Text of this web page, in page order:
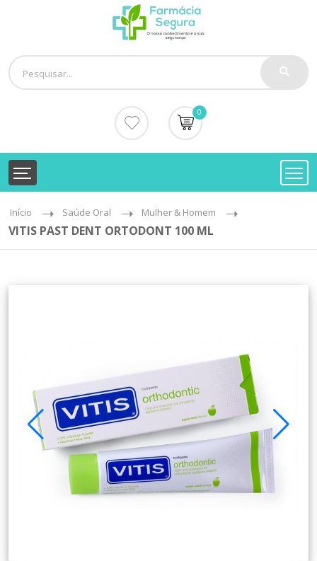
0
Início Saúde Oral Mulher & Homem
VITIS PAST DENT ORTODONT 100 ML